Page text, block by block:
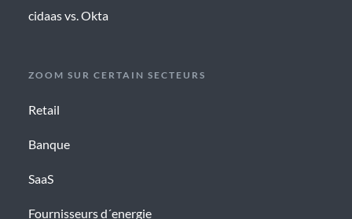
cidaas vs. Okta
ZOOM SUR CERTAIN SECTEURS
Retail
Banque
SaaS
Fournisseurs d´energie